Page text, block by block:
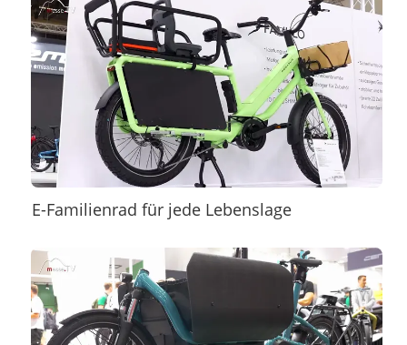
E-Familienrad für jede Lebenslage